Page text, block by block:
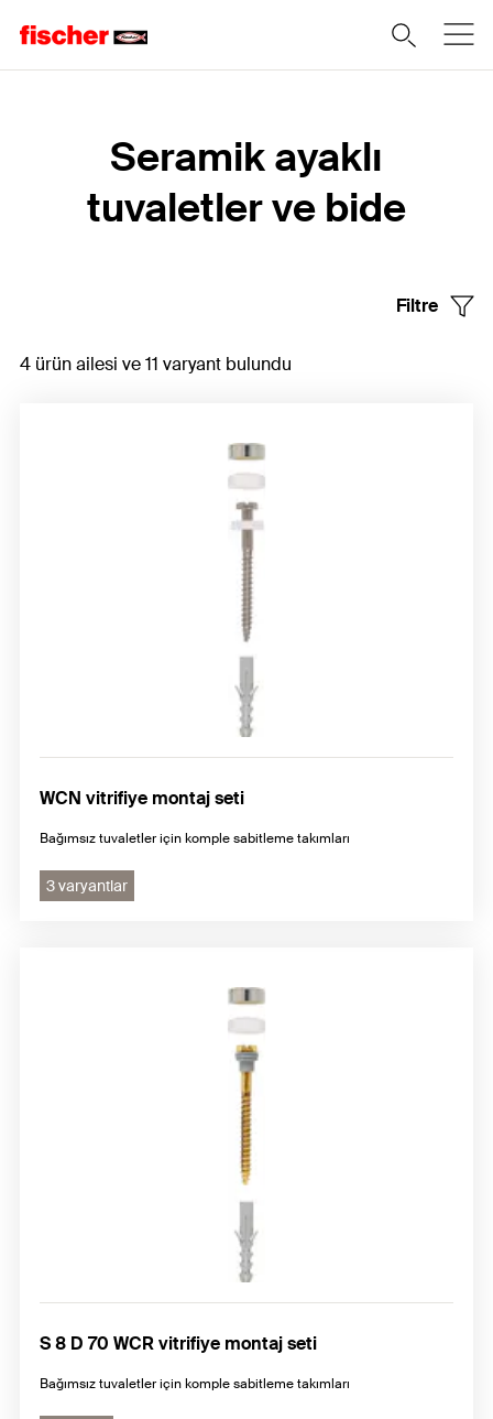
Seramik ayaklı
tuvaletler ve bide
Filtre
4 ürün ailesi ve 11 varyant bulundu
WCN vitrifiye montaj seti
Bağımsız tuvaletler için komple sabitleme takımları
3 varyantlar
S 8 D 70 WCR vitrifiye montaj seti
Bağımsız tuvaletler için komple sabitleme takımları